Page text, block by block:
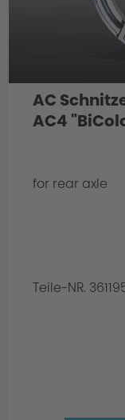
AC
AC4
for rear axle
Teile-NR.